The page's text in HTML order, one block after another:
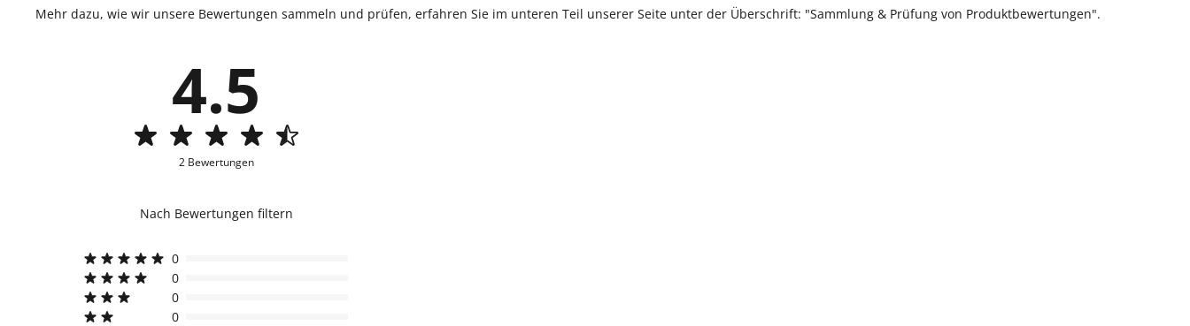
Mehr dazu, wie wir unsere Bewertungen sammeln und prüfen, erfahren Sie im unteren Teil unserer Seite unter der Überschrift: "Sammlung & Prüfung von Produktbewertungen".
4.5
2 Bewertungen
Nach Bewertungen filtern
0
0
0
0